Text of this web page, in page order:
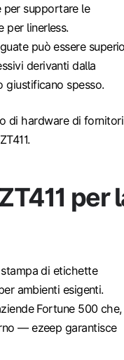
supportare le
per linerless.
può essere
derivanti dalla
giustificano spesso.
di hardware di fornitori
per
di etichette
ambienti esigenti.
Fortune 500
— ezeep garantisce